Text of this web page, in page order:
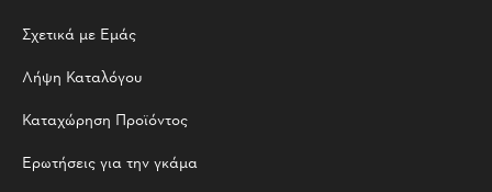
Σχετικά με Εμάς
Λήψη Καταλόγου
Καταχώρηση Προϊόντος
Ερωτήσεις για την γκάμα